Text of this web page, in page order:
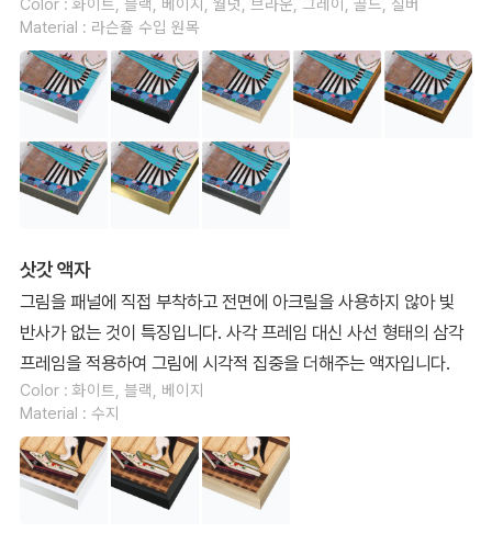
Material : 라슨쥴 수입 원목
삿갓 액자
그림을 패널에 직접 부착하고 전면에 아크릴을 사용하지 않아 빛
반사가 없는 것이 특징입니다. 사각 프레임 대신 사선 형태의 삼각
프레임을 적용하여 그림에 시각적 집중을 더해주는 액자입니다.
Color : 화이트, 블랙, 베이지
Material : 수지